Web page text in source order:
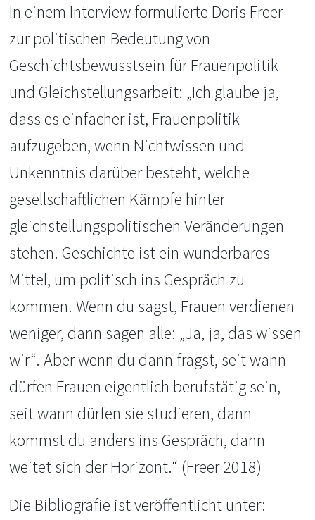
In einem Interview formulierte Doris Freer
zur politischen Bedeutung von
Geschichtsbewusstsein für Frauenpolitik
und Gleichstellungsarbeit: „Ich glaube ja,
dass es einfacher ist, Frauenpolitik
aufzugeben, wenn Nichtwissen und
Unkenntnis darüber besteht, welche
gesellschaftlichen Kämpfe hinter
gleichstellungspolitischen Veränderungen
stehen. Geschichte ist ein wunderbares
Mittel, um politisch ins Gespräch zu
kommen. Wenn du sagst, Frauen verdienen
weniger, dann sagen alle: „Ja, ja, das wissen
wir“. Aber wenn du dann fragst, seit wann
dürfen Frauen eigentlich berufstätig sein,
seit wann dürfen sie studieren, dann
kommst du anders ins Gespräch, dann
weitet sich der Horizont.“ (Freer 2018)
Die Bibliografie ist veröffentlicht unter: